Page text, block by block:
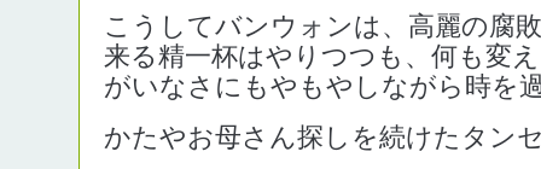
こうしてバンウォンは、高麗の腐
来る精一杯はやりつつも、何も変
がいなさにもやもやしながら時を
かたやお母さん探しを続けたタン